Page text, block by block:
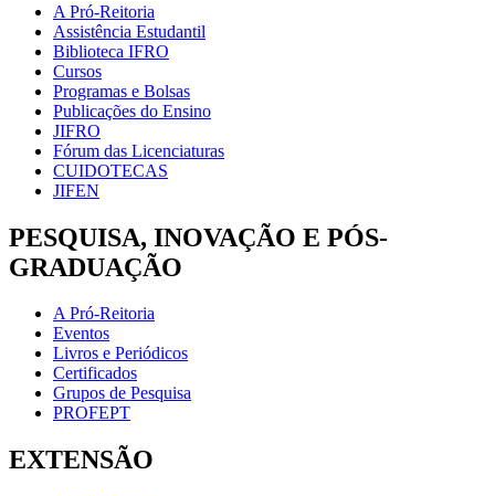
A Pró-Reitoria
Assistência Estudantil
Biblioteca IFRO
Cursos
Programas e Bolsas
Publicações do Ensino
JIFRO
Fórum das Licenciaturas
CUIDOTECAS
JIFEN
PESQUISA, INOVAÇÃO E PÓS-
GRADUAÇÃO
A Pró-Reitoria
Eventos
Livros e Periódicos
Certificados
Grupos de Pesquisa
PROFEPT
EXTENSÃO